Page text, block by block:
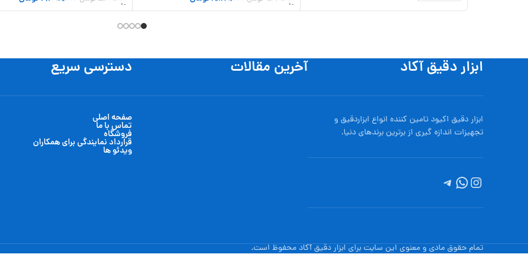
افزودن به سبد خرید افزودن به سبد خرید
ابزار دقیق آکاد
ابزار دقیق اکیود تامین کننده انواع ابزاردقيق و
تجهيزات اندازه گیری از برترین برندهای دنیا.
آخرین مقالات دسترسی سریع
صفحه اصلی
تماس با ما
فروشگاه
قرارداد نمایندگی برای همکاران
ویدئو ها
تمام حقوق مادی و معنوی این سایت برای ابزار دقیق آکاد محفوظ است.